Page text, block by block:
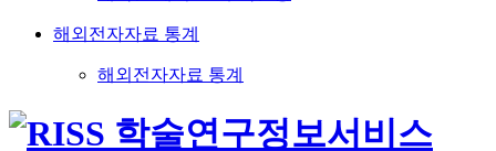
해외전자자료 통계
해외전자자료 통계